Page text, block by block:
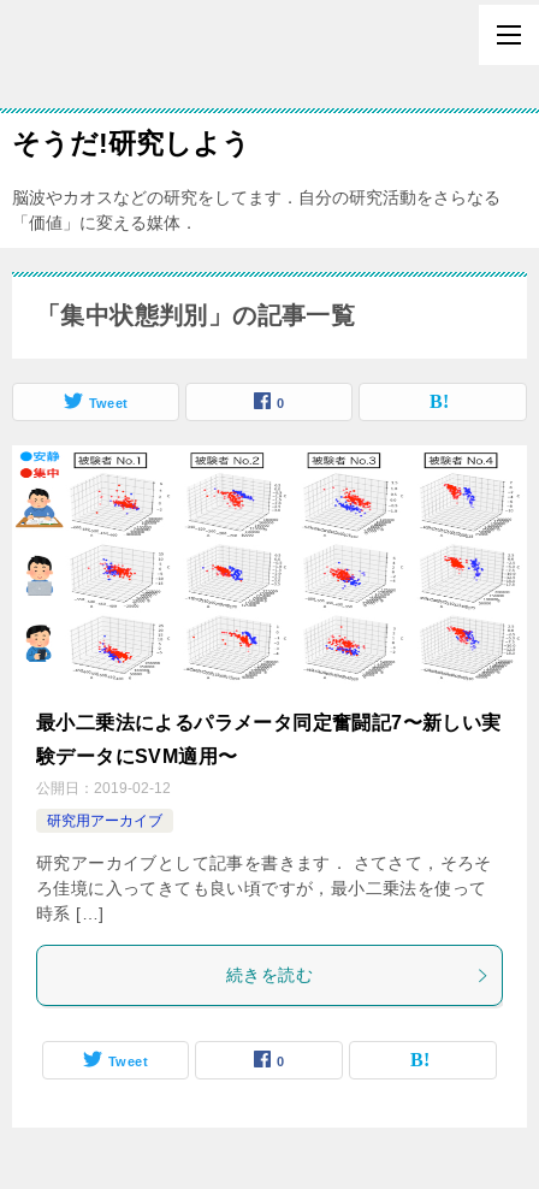
そうだ!研究しよう
脳波やカオスなどの研究をしてます．自分の研究活動をさらなる
「価値」に変える媒体．
「集中状態判別」の記事一覧
Tweet 0
最小二乗法によるパラメータ同定奮闘記7〜新しい実
験データにSVM適用〜
公開日： 2019-02-12
研究用アーカイブ
研究アーカイブとして記事を書きます． さてさて，そろそ
ろ佳境に入ってきても良い頃ですが，最小二乗法を使って
時系 […]
続きを読む
Tweet 0